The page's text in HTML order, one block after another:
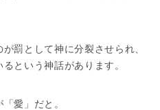
罰として神に分裂させられ、
という神話があります。
愛」だと。